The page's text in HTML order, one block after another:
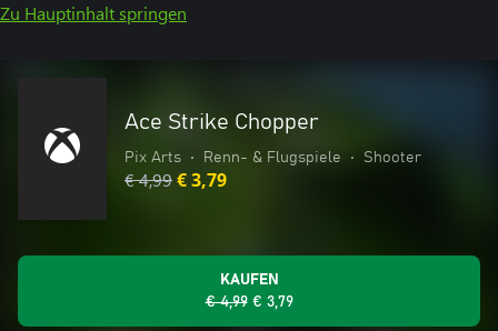
Zu Hauptinhalt springen
Ace Strike Chopper
Pix Arts • Renn- & Flugspiele • Shooter
€ 4,99€ 3,79
KAUFEN
€ 4,99 € 3,79